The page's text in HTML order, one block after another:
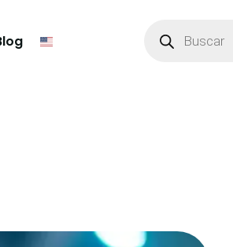
de
productos